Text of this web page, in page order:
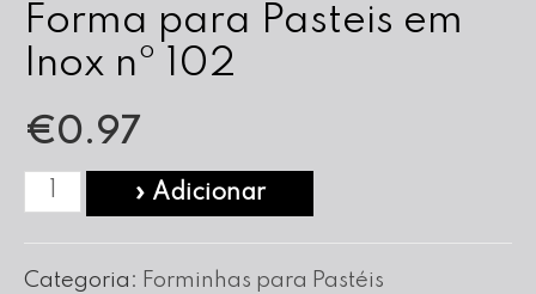
Forma para Pasteis em
Inox nº 102
€0.97
Quantidade
Forma
» Adicionar
Categoria: Forminhas para Pastéis